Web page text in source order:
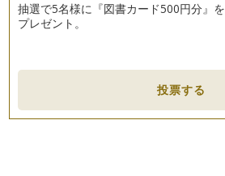
抽選で5名様に『図書カード500円分』を
プレゼント。
投票する